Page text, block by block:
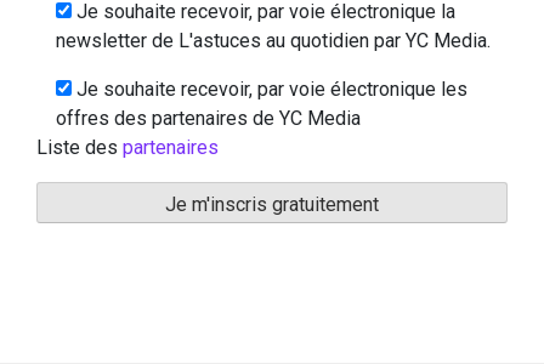
Je souhaite recevoir, par voie électronique la
newsletter de L'astuces au quotidien par YC Media.
Je souhaite recevoir, par voie électronique les
offres des partenaires de YC Media
Liste des partenaires